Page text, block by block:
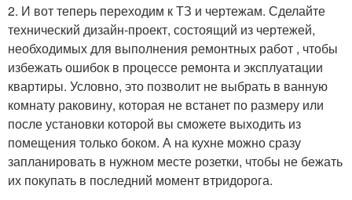
2. И вот теперь переходим к ТЗ и чертежам. Сделайте
технический дизайн-проект, состоящий из чертежей,
необходимых для выполнения ремонтных работ , чтобы
избежать ошибок в процессе ремонта и эксплуатации
квартиры. Условно, это позволит не выбрать в ванную
комнату раковину, которая не встанет по размеру или
после установки которой вы сможете выходить из
помещения только боком. А на кухне можно сразу
запланировать в нужном месте розетки, чтобы не бежать
их покупать в последний момент втридорога.